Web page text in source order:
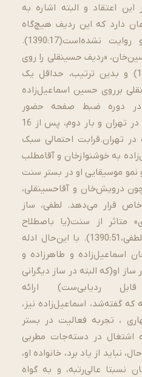
اعتقاد و البته اشاره به
دارد که این ردیف هیچ‌گاه
توسط شاگردان وی نقل و روایت نشده‌است(1390:17).
«ردیف حسینقلی را روی
کمانچه پیاده‌کرده»(1383:115) و بدین ترتیب، حداقل یک
برروی حسین اسماعیل‌زاده
در دوره ضبط صفحه حضور
داشته‌است: بار اول در 1291 در تهران و بار دوم، پس از 16
و دوباره در تهران.قرابت احتمالی سبک
به خوشنوازخان و آقامطلب
نمو موسیقایی او در بستر سنت
درویش‌خان و آقاحسینقلی،
قرار می‌دهد. لطفی، ساز
متاثر از سنت(یا باصطلاح
مکتب) اصفهان نیز می‌داند(لطفی،1390:51). با این‌حال ادله
اسماعیل‌زاده و طاهرزاده و
او(که البته در ساز دیگرانی
ردیابی‌ست) ارائه
که گفته‌شد، اسماعیل‌زاده نیز،
، تجربه فعالیت در بستر
اشتغال در دسته‌جات مطربی
نباید از یاد برد، خانواده او،
نسبتا عالی‌رتبه، و به گواه